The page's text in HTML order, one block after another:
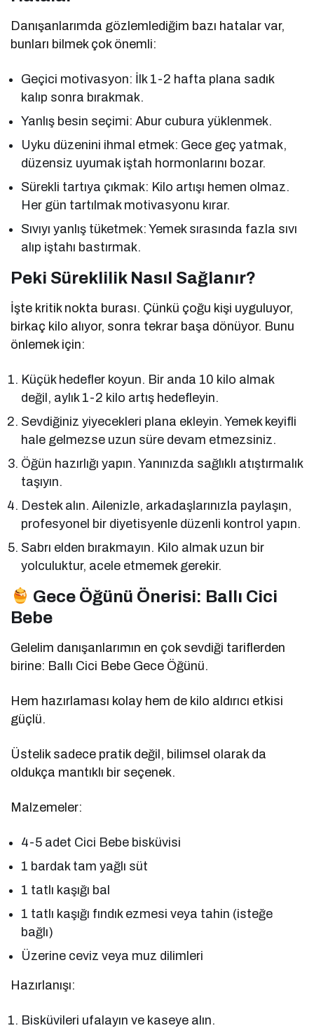
Danışanlarımda gözlemlediğim bazı hatalar var,
bunları bilmek çok önemli:
Geçici motivasyon: İlk 1-2 hafta plana sadık
kalıp sonra bırakmak.
Yanlış besin seçimi: Abur cubura yüklenmek.
Uyku düzenini ihmal etmek: Gece geç yatmak,
düzensiz uyumak iştah hormonlarını bozar.
Sürekli tartıya çıkmak: Kilo artışı hemen olmaz.
Her gün tartılmak motivasyonu kırar.
Sıvıyı yanlış tüketmek: Yemek sırasında fazla sıvı
alıp iştahı bastırmak.
Peki Süreklilik Nasıl Sağlanır?
İşte kritik nokta burası. Çünkü çoğu kişi uyguluyor,
birkaç kilo alıyor, sonra tekrar başa dönüyor. Bunu
önlemek için:
Küçük hedefler koyun. Bir anda 10 kilo almak
değil, aylık 1-2 kilo artış hedefleyin.
Sevdiğiniz yiyecekleri plana ekleyin. Yemek keyifli
hale gelmezse uzun süre devam etmezsiniz.
Öğün hazırlığı yapın. Yanınızda sağlıklı atıştırmalık
taşıyın.
Destek alın. Ailenizle, arkadaşlarınızla paylaşın,
profesyonel bir diyetisyenle düzenli kontrol yapın.
Sabrı elden bırakmayın. Kilo almak uzun bir
yolculuktur, acele etmemek gerekir.
Gece Öğünü Önerisi: Ballı Cici
Bebe
Gelelim danışanlarımın en çok sevdiği tariflerden
birine: Ballı Cici Bebe Gece Öğünü.
Hem hazırlaması kolay hem de kilo aldırıcı etkisi
güçlü.
Üstelik sadece pratik değil, bilimsel olarak da
oldukça mantıklı bir seçenek.
Malzemeler:
4-5 adet Cici Bebe bisküvisi
1 bardak tam yağlı süt
1 tatlı kaşığı bal
1 tatlı kaşığı fındık ezmesi veya tahin (isteğe
bağlı)
Üzerine ceviz veya muz dilimleri
Hazırlanışı:
Bisküvileri ufalayın ve kaseye alın.